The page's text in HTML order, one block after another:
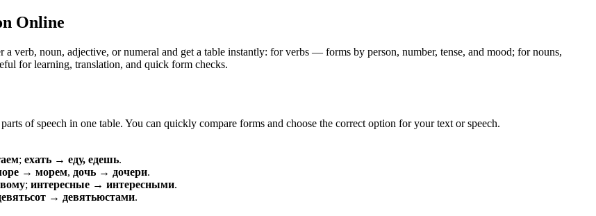
Online
a verb, noun, adjective, or numeral and get a table instantly: for verbs — forms by person, number, tense, and mood; for nouns,
for learning, translation, and quick form checks.
of speech in one table. You can quickly compare forms and choose the correct option for your text or speech.
; ехать → еду, едешь.
→ морем, дочь → дочери.
; интересные → интересными.
→ девятьюстами.